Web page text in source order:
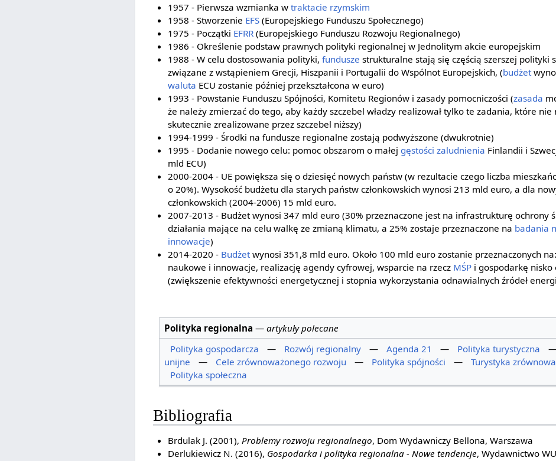
1957 - Pierwsza wzmianka w traktacie rzymskim
1958 - Stworzenie EFS(Europejskiego Funduszu Społecznego)
1975 - Początki EFRR(Europejskiego Funduszu Rozwoju Regionalnego)
1986 - Określenie podstaw prawnych polityki regionalnej w Jednolitym akcie europejskim
1988 - W celu dostosowania polityki, fundusze strukturalne stają się częścią szerszej polityki
związane z wstąpieniem Grecji, Hiszpanii i Portugalii do Wspólnot Europejskich, (budżet
waluta ECU zostanie później przekształcona w euro)
1993 - Powstanie Funduszu Spójności, Komitetu Regionów i zasady pomocniczości (zasada
że należy zmierzać do tego, aby każdy szczebel władzy realizował tylko te zadania, które nie
skutecznie zrealizowane przez szczebel niższy)
1994-1999 - Środki na fundusze regionalne zostają podwyższone (dwukrotnie)
1995 - Dodanie nowego celu: pomoc obszarom o małej gęstości zaludnienia Finlandii i
mld ECU)
2000-2004 - UE powiększa się o dziesięć nowych państw (w rezultacie czego liczba
o 20%). Wysokość budżetu dla starych państw członkowskich wynosi 213 mld euro, a dla
członkowskich (2004-2006) 15 mld euro.
2007-2013 - Budżet wynosi 347 mld euro (30% przeznaczone jest na infrastrukturę ochrony
działania mające na celu walkę ze zmianą klimatu, a 25% zostaje przeznaczone na badania
innowacje)
2014-2020 - Budżetwynosi 351,8 mld euro. Około 100 mld euro zostanie przeznaczonych
naukowe i innowacje, realizację agendy cyfrowej, wsparcie na rzecz MŚPi gospodarkę nisko
(zwiększenie efektywności energetycznej i stopnia wykorzystania odnawialnych źródeł
Polityka regionalna — artykuły polecane
Polityka gospodarcza
— Rozwój regionalny — Agenda 21 — Polityka turystyczna
unijne
— Cele zrównoważonego rozwoju — Polityka spójności — Turystyka
Polityka społeczna
Bibliografia
Brdulak J. (2001), Problemy rozwoju regionalnego, Dom Wydawniczy Bellona, Warszawa
Derlukiewicz N. (2016), Gospodarka i polityka regionalna - Nowe tendencje, Wydawnictwo